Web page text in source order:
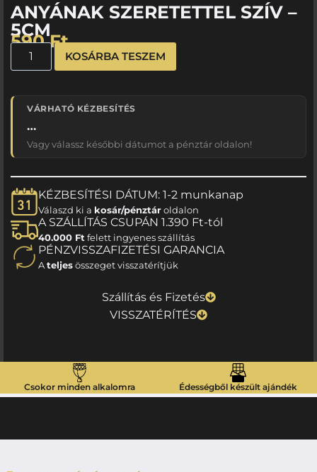
ANYÁNAK SZERETETTEL SZÍV –
5CM
590Ft
KOSÁRBA TESZEM
VÁRHATÓ KÉZBESÍTÉS
…
Vagy válassz későbbi dátumot a pénztár oldalon!
KÉZBESÍTÉSI DÁTUM: 1-2 munkanap
Válaszd ki a kosár/pénztároldalon
A SZÁLLÍTÁS CSUPÁN 1.390 Ft-tól
40.000 Ft felett ingyenes szállítás
PÉNZVISSZAFIZETÉSI GARANCIA
Ateljesösszeget visszatérítjük
Szállítás és Fizetés
VISSZATÉRÍTÉS
Csokor minden alkalomra Édességből készült ajándék